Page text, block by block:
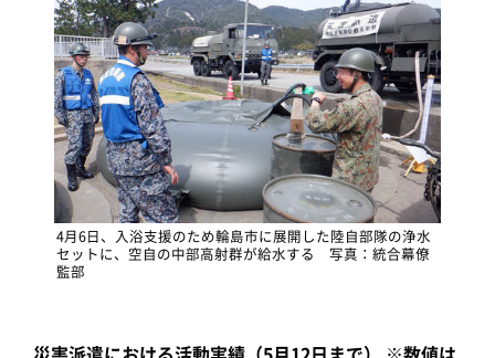
4月6日、入浴支援のため輪島市に展開した陸自部隊の浄水
セットに、空自の中部高射群が給水する 写真：統合幕僚
監部